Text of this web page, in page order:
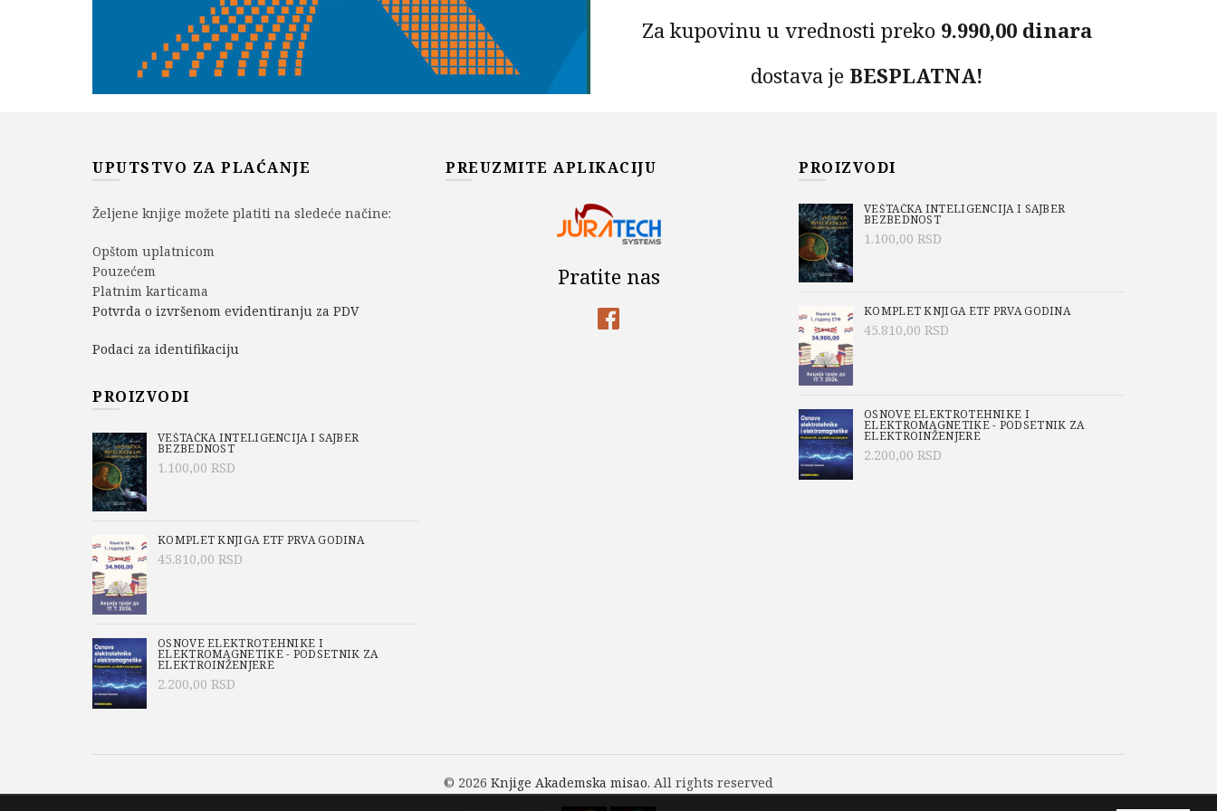
Za kupovinu u vrednosti preko 9.990,00 dinara
dostava je BESPLATNA!
DODAJ U KORPU
čitaocima aktivno učenje medicinske statistike rešavanjem realnih problema
u R-u. Materijali u knjizi obuhvataju Medicinsku statistiku (opis različitih
statističkih metoda, objašnjavanje korak po korak analize i interpretacije
rezultata) i R programsko okruženje (svi primeri se izvode u R-u, uz detaljna
Baze podataka
UPUTSTVO ZA PLAĆANJE
Željene knjige možete platiti na sledeće načine:
Opštom uplatnicom
Pouzećem
Platnim karticama
Potvrda o izvršenom evidentiranju za PDV
Podaci za identifikaciju
PROIZVODI
VEŠTAČKA INTELIGENCIJA I SAJBER
BEZBEDNOST
1.100,00 RSD
KOMPLET KNJIGA ETF PRVA GODINA
45.810,00 RSD
OSNOVE ELEKTROTEHNIKE I
ELEKTROMAGNETIKE - PODSETNIK ZA
ELEKTROINŽENJERE
2.200,00 RSD
PREUZMITE APLIKACIJU
Pratite nas
PROIZVODI
VEŠTAČKA INTELIGENCIJA I SAJBER
BEZBEDNOST
1.100,00 RSD
KOMPLET KNJIGA ETF PRVA GODINA
45.810,00 RSD
OSNOVE ELEKTROTEHNIKE I
ELEKTROMAGNETIKE - PODSETNIK ZA
ELEKTROINŽENJERE
2.200,00 RSD
© 2026 Knjige Akademska misao. All rights reserved